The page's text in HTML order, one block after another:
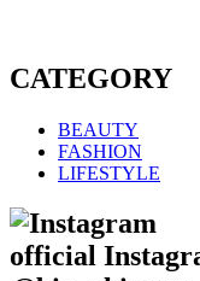
CATEGORY
BEAUTY
FASHION
LIFESTYLE
official